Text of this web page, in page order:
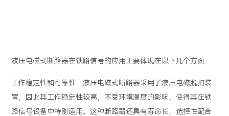
液压电磁式断路器在铁路信号的应用主要体现在以下几个方面：
工作稳定性和可靠性：液压电磁式断路器采用了液压电磁脱扣装
置，因此其工作稳定性较高，不受环境温度的影响，使得其在铁
路信号设备中特别适用。这种断路器还具有寿命长、选择性配合